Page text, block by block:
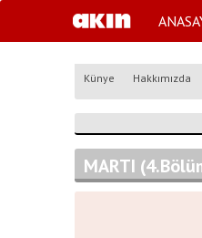
Künye Hakkımızda
MARTI